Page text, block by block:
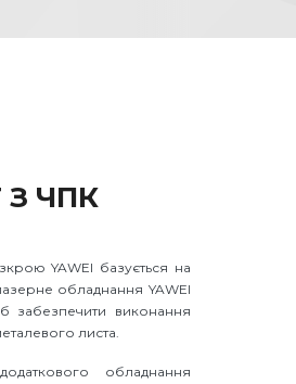
ЧПК
YAWEI базується на
обладнання YAWEI
забезпечити виконання
листа.
обладнання